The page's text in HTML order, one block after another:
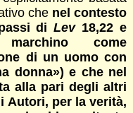
che nel contesto
diLev18,22 e
come
di un uomo con
donna») e che nel
alla pari degli altri
Autori, per la verità,